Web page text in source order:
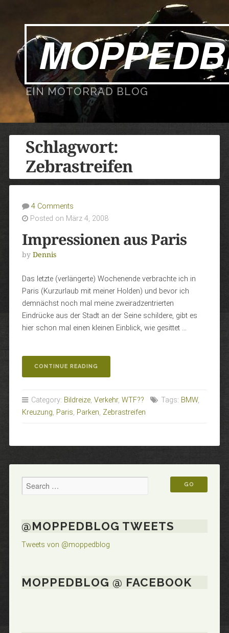
EIN MOTORRAD BLOG
Schlagwort:
Zebrastreifen
4 Comments
Posted on März 4, 2008
Impressionen aus Paris
by Dennis
Das letzte (verlängerte) Wochenende verbrachte ich in
Paris (Kurzurlaub mit meiner Holden) und bevor ich
demnächst noch mal meine zweiradzentrierten
Eindrücke aus der Stadt an der Seine schildere, gibt es
hier schon mal einen kleinen Einblick, wie gesittet …
CONTINUE READING
AUS
Category: Bildreize, Verkehr, WTF?? Tags: BMW,
Kreuzung, Paris, Parken, Zebrastreifen
@MOPPEDBLOG TWEETS
Tweets von @moppedblog
MOPPEDBLOG @ FACEBOOK